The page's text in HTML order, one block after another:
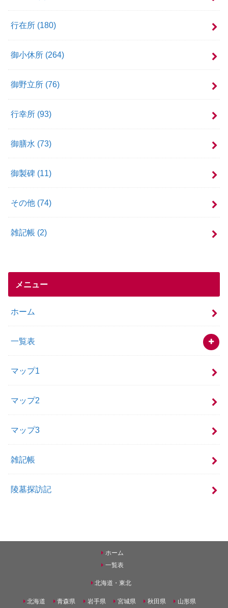
行在所 (180)
御小休所 (264)
御野立所 (76)
行幸所 (93)
御膳水 (73)
御製碑 (11)
その他 (74)
雑記帳 (2)
メニュー
ホーム
一覧表
マップ1
マップ2
マップ3
雑記帳
陵墓探訪記
ホーム
一覧表
北海道・東北
北海道 青森県 岩手県 宮城県 秋田県 山形県